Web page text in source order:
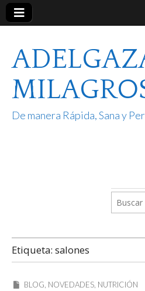
De manera Rápida, Sana y
Buscar:
Etiqueta: salones
BLOG, NOVEDADES, NUTRICIÓN